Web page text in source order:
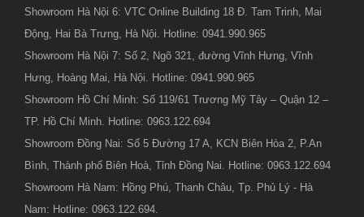
Showroom Hà Nội 6: VTC Online Building 18 Đ. Tam Trinh, Mai
Động, Hai Bà Trưng, Hà Nội. Hotline: 0941.990.965
Showroom Hà Nội 7: Số 2, Ngõ 321, đường Vĩnh Hưng, Vĩnh
Hưng, Hoàng Mai, Hà Nội. Hotline: 0941.990.965
Showroom Hồ Chí Minh: Số 119/61 Trương Mỹ Tây – Quận 12 –
TP. Hồ Chí Minh. Hotline: 0963.122.694
Showroom Đồng Nai: Số 5 Đường 17 A, KCN Biên Hòa 2, P.An
Bình, Thành phố Biên Hoà, Tỉnh Đồng Nai. Hotline: 0963.122.694
Showroom Hà Nam: Hồng Phú, Thanh Châu, Tp. Phủ Lý - Hà
Nam: Hotline: 0963.122.694.